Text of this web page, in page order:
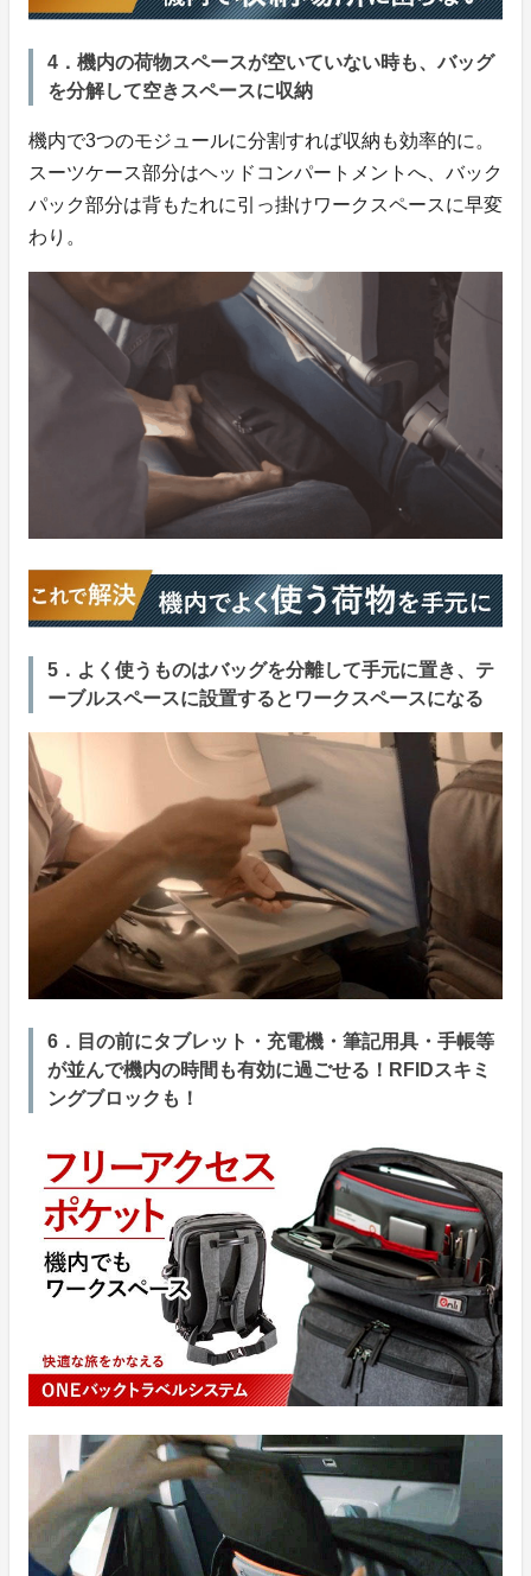
4．機内の荷物スペースが空いていない時も、バッグ
を分解して空きスペースに収納
機内で3つのモジュールに分割すれば収納も効率的に。
スーツケース部分はヘッドコンパートメントへ、バック
パック部分は背もたれに引っ掛けワークスペースに早変
わり。
5．よく使うものはバッグを分離して手元に置き、テ
ーブルスペースに設置するとワークスペースになる
6．目の前にタブレット・充電機・筆記用具・手帳等
が並んで機内の時間も有効に過ごせる！RFIDスキミ
ングブロックも！